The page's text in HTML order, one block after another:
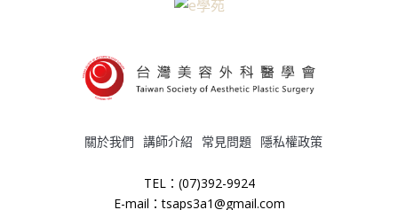
TEL：(07)392-9924
E-mail：tsaps3a1@gmail.com
關於我們 講師介紹 常見問題 隱私權政策